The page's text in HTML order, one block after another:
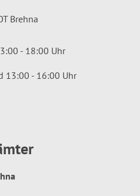
Brehna
- 18:00 Uhr
13:00 - 16:00 Uhr